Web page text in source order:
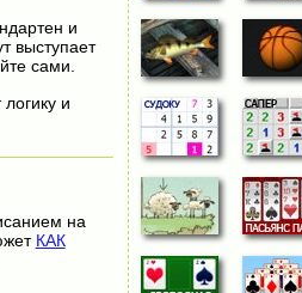
и
выступает
сами.
логику и
на
КАК